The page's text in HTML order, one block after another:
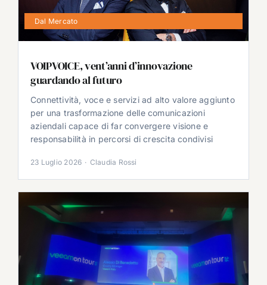
Dal Mercato
VOIPVOICE, vent’anni d’innovazione
guardando al futuro
Connettività, voce e servizi ad alto valore aggiunto
per una trasformazione delle comunicazioni
aziendali capace di far convergere visione e
responsabilità in percorsi di crescita condivisi
23 Luglio 2026 · Claudia Rossi